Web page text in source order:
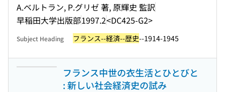
A.ベルトラン, P.グリゼ 著, 原輝史 監訳
早稲田大学出版部1997.2<DC425-G2>
Subject Heading フランス--経済--歴史--1914-1945
フランス中世の衣生活とひとびと
: 新しい社会経済史の試み